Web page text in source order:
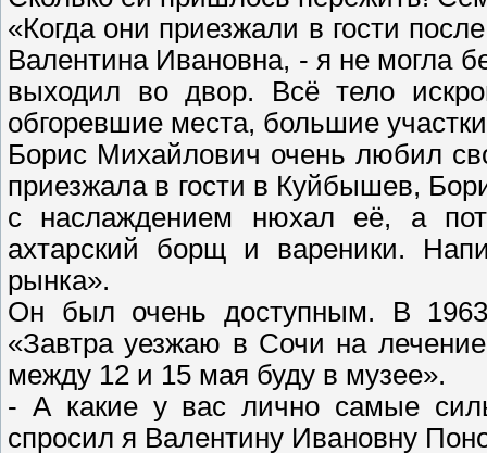
«Когда они приезжали в гости
Валентина Ивановна, - я не могла
выходил во двор. Всё тело
обгоревшие места, большие
Борис Михайлович очень любил
приезжала в гости в Куйбышев,
с наслаждением нюхал её, а
ахтарский борщ и вареники.
рынка».
Он был очень доступным. В
«Завтра уезжаю в Сочи на
между 12 и 15 мая буду в музее».
- А какие у вас лично самые
спросил я Валентину Ивановну